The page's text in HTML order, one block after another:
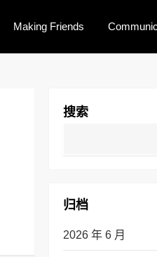
Making Friends
搜索
归档
2026 年 6 月